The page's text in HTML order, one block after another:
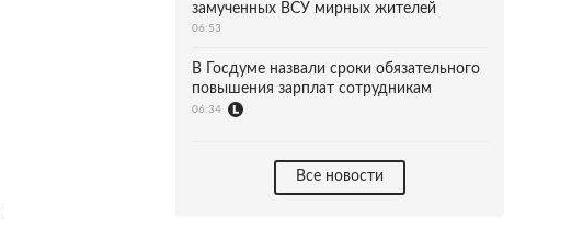
замученных ВСУ мирных жителей
06:53
В Госдуме назвали сроки обязательного
повышения зарплат сотрудникам
06:34
Все новости